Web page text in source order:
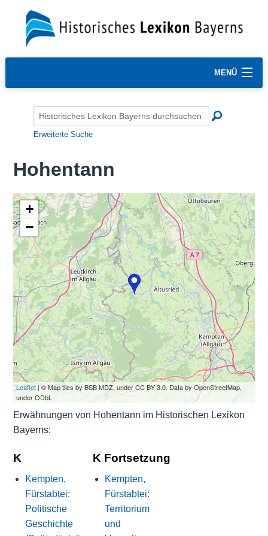
MENÜ
Erweiterte Suche
Hohentann
+
−
Leaflet| © Map tiles by BSB MDZ, under CC BY 3.0. Data by OpenStreetMap,
under ODbL
Erwähnungen von Hohentann im Historischen Lexikon
Bayerns:
K
Kempten,
Fürstabtei:
Politische
Geschichte
K Fortsetzung
Kempten,
Fürstabtei:
Territorium
und